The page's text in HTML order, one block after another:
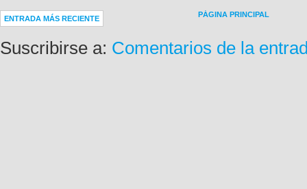
ENTRADA MÁS RECIENTE PÁGINA PRINCIPAL
Suscribirse a: Comentarios de la